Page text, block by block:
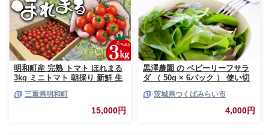
明和町産 完熟 トマト ほれまる
3kg ミニトマト 朝採り 新鮮 生
三重県明和町
15,000円
黒澤農園 の ベビーリーフサラ
ダ （ 50g × 6パック ） 使い切
生野菜 食べやすい 若葉 使い切
り 旬 新鮮 国産 彩り 大容量
茨城県つくばみらい市
4,000円